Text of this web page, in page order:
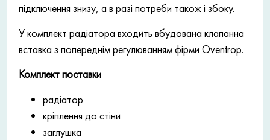
підключення знизу, а в разі потреби також і збоку.
У комплект радіатора входить вбудована клапанна
вставка з попереднім регулюванням фірми Oventrop.
Комплект поставки
радіатор
кріплення до стіни
заглушка